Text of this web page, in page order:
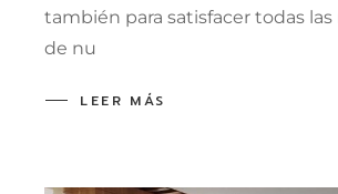
también para satisfacer todas
de nu
LEER MÁS